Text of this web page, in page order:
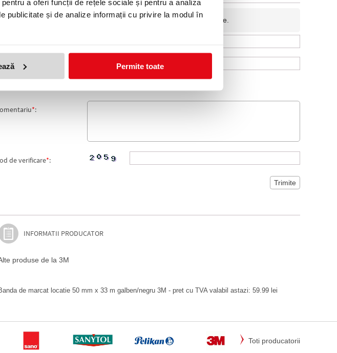
a oferi funcții de rețele sociale și pentru a analiza
publicitate și de analize informații cu privire la modul în
Permite toate
Adresa de e-mail ramane confidentiala si nu va fi afisata pe site.
*
*:
de verificare*:
INFORMATII PRODUCATOR
produse de la 3M
de marcat locatie 50 mm x 33 m galben/negru 3M - pret cu TVA valabil astazi: 59.99 lei
Toti producatorii